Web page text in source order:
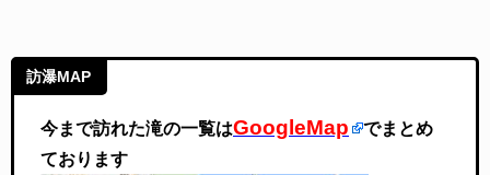
訪瀑MAP
今まで訪れた滝の一覧はGoogleMap
でまとめ
ております